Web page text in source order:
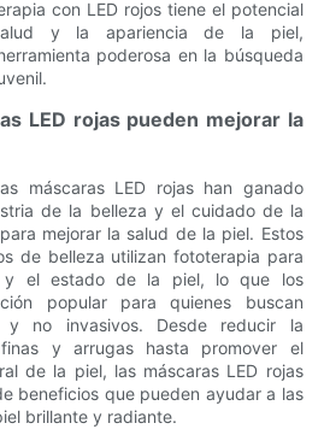
con LED rojos tiene el potencial
y la apariencia de la piel,
poderosa en la búsqueda
LED rojas pueden mejorar la
máscaras LED rojas han ganado
de la belleza y el cuidado de la
mejorar la salud de la piel. Estos
de belleza utilizan fototerapia para
y el estado de la piel, lo que los
popular para quienes buscan
y no invasivos. Desde reducir la
y arrugas hasta promover el
de la piel, las máscaras LED rojas
beneficios que pueden ayudar a las
brillante y radiante.